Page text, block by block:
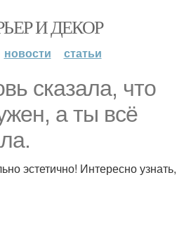
И ДЕКОР
новости статьи
сказала, что
а ты всё
эстетично! Интересно узнать,